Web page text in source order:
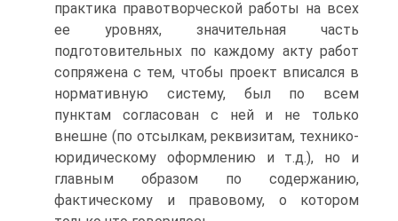
практика правотворческой работы на всех
ее уровнях, значительная часть
подготовительных по каждому акту работ
сопряжена с тем, чтобы проект вписался в
нормативную систему, был по всем
пунктам согласован с ней и не только
внешне (по отсылкам, реквизитам, технико-
юридическому оформлению и т.д.), но и
главным образом по содержанию,
фактическому и правовому, о котором